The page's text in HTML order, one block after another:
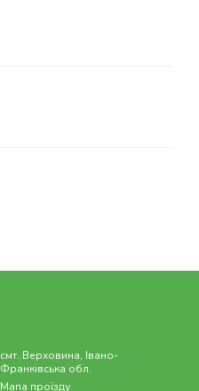
смт. Верховина, Івано-
Франківська обл.
Мапа проїзду